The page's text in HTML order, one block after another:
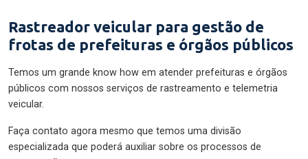
Rastreador veicular para gestão de
frotas de prefeituras e órgãos públicos
Temos um grande know how em atender prefeituras e órgãos
públicos com nossos serviços de rastreamento e telemetria
veicular.
Faça contato agora mesmo que temos uma divisão
especializada que poderá auxiliar sobre os processos de